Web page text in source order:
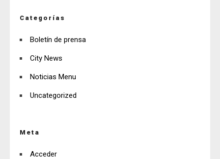
Categorías
Boletín de prensa
City News
Noticias Menu
Uncategorized
Meta
Acceder